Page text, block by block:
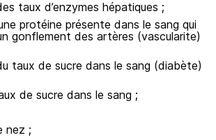
taux d’enzymes hépatiques ;
protéine présente dans le sang qui
gonflement des artères (vascularite)
taux de sucre dans le sang (diabète)
de sucre dans le sang ;
nez ;